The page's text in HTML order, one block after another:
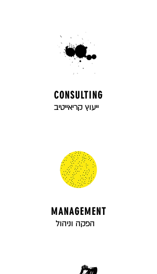
CONSULTING
ייעוץ קריאייטיב
MANAGEMENT
הפקה וניהול